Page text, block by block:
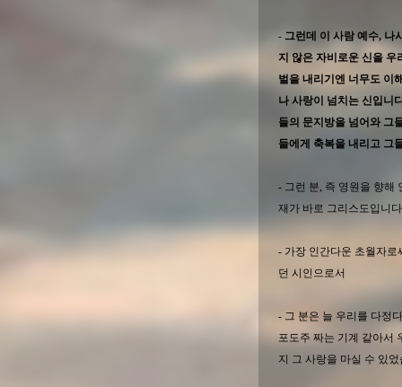
- 그런데 이 사람 예수, 나
지 않은 자비로운 신을 우
벌을 내리기엔 너무도 이
나 사랑이 넘치는 신입니
들의 문지방을 넘어와 그
들에게 축복을 내리고 그
- 그런 분, 즉 영원을 향해
재가 바로 그리스도입니
- 가장 인간다운 초월자로
던 시인으로서
- 그 분은 늘 우리를 다정
포도주 짜는 기계 같아서
지 그 사랑을 마실 수 있